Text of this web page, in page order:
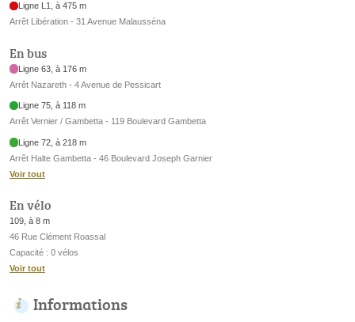
Ligne L1, à 475 m
Arrêt Libération - 31 Avenue Malausséna
En bus
Ligne 63, à 176 m
Arrêt Nazareth - 4 Avenue de Pessicart
Ligne 75, à 118 m
Arrêt Vernier / Gambetta - 119 Boulevard Gambetta
Ligne 72, à 218 m
Arrêt Halte Gambetta - 46 Boulevard Joseph Garnier
Voir tout
En vélo
109, à 8 m
46 Rue Clément Roassal
Capacité : 0 vélos
Voir tout
Informations